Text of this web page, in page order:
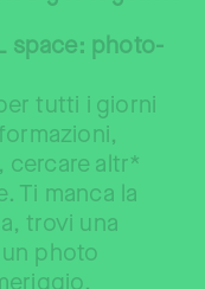
space: photo-
tutti i giorni
cercare altr*
Ti manca la
trovi una
photo